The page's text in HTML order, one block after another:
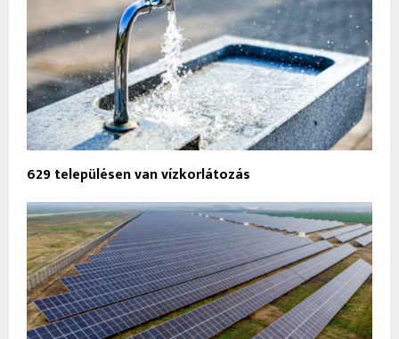
629 településen van vízkorlátozás